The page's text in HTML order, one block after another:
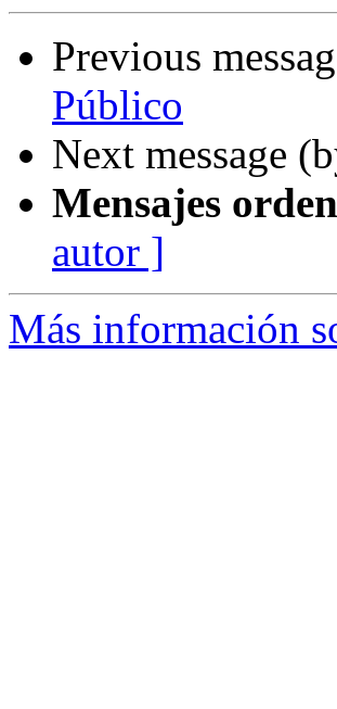
Previous
Público
Next message
Mensajes
autor ]
Más información